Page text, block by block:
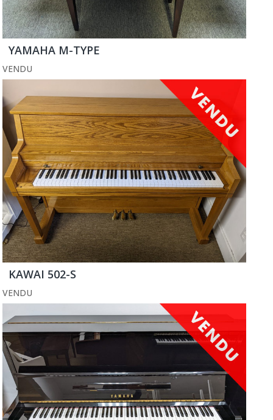
YAMAHA M-TYPE
VENDU
KAWAI 502-S
VENDU